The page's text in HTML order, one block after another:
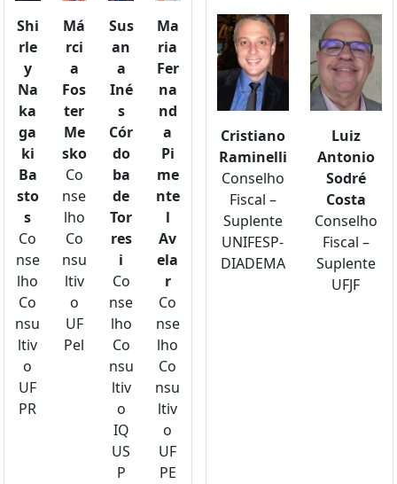
Shi
rle
y
Na
ka
ga
ki
Ba
sto
s
Co
nse
lho
Co
nsu
ltiv
o
UF
PR
Má
rci
a
Fos
ter
Me
sko
Co
nse
lho
Co
nsu
ltiv
o
UF
Pel
Sus
an
a
Iné
s
Cór
do
ba
de
Tor
res
i
Co
nse
lho
Co
nsu
ltiv
o
IQ
US
P
Ma
ria
Fer
na
nd
a
Pi
me
nte
l
Av
ela
r
Co
nse
lho
Co
nsu
ltiv
o
UF
PE
Cristiano
Raminelli
Conselho
Fiscal –
Suplente
UNIFESP-
DIADEMA
Luiz
Antonio
Sodré
Costa
Conselho
Fiscal –
Suplente
UFJF